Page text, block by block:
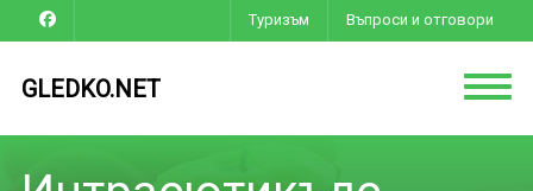
Туризъм Въпроси и отговори
GLEDKO.NET